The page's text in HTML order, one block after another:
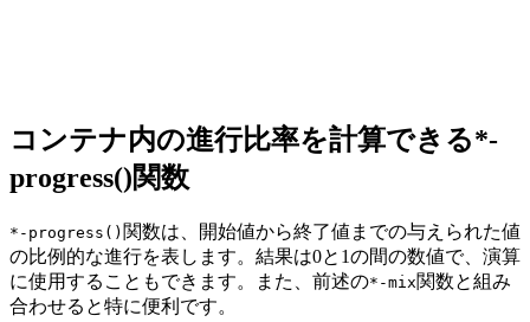
コンテナ内の進行比率を計算できる*-
progress()関数
*-progress() 関数は、
開始値から終了値までの与えられた値
の比例的な進行を表します。結果は0と1の間の数値で、演算
に使用することもできます。また、前述の*-mix関数と組み
合わせると特に便利です。